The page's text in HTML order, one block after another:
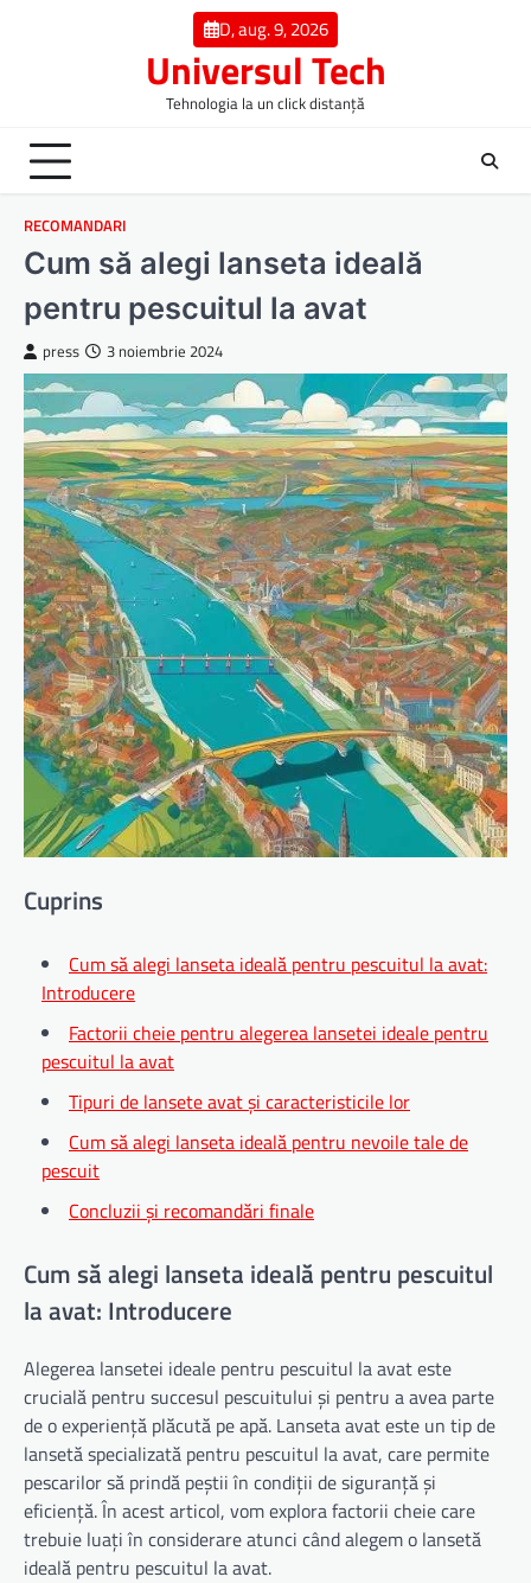
D, aug. 9, 2026
Universul Tech
Tehnologia la un click distanță
RECOMANDARI
Cum să alegi lanseta ideală
pentru pescuitul la avat
press 3 noiembrie 2024
Cuprins
Cum să alegi lanseta ideală pentru pescuitul la avat:
Introducere
Factorii cheie pentru alegerea lansetei ideale pentru
pescuitul la avat
Tipuri de lansete avat și caracteristicile lor
Cum să alegi lanseta ideală pentru nevoile tale de
pescuit
Concluzii și recomandări finale
Cum să alegi lanseta ideală pentru pescuitul
la avat: Introducere
Alegerea lansetei ideale pentru pescuitul la avat este
crucială pentru succesul pescuitului și pentru a avea parte
de o experiență plăcută pe apă. Lanseta avat este un tip de
lansetă specializată pentru pescuitul la avat, care permite
pescarilor să prindă peștii în condiții de siguranță și
eficiență. În acest articol, vom explora factorii cheie care
trebuie luați în considerare atunci când alegem o lansetă
ideală pentru pescuitul la avat.